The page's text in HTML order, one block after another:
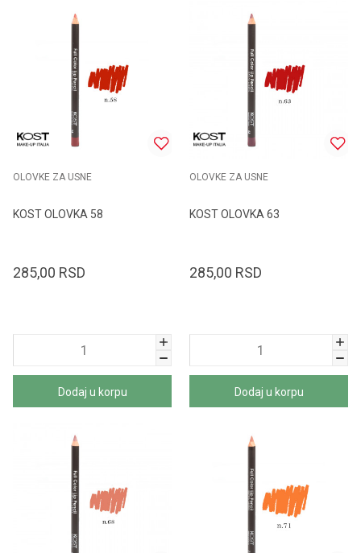
OLOVKE ZA USNE
KOST OLOVKA 58
285,00 RSD
Dodaj u korpu
OLOVKE ZA USNE
KOST OLOVKA 63
285,00 RSD
Dodaj u korpu